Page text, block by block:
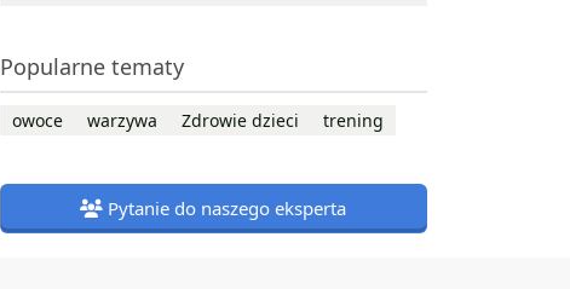
Popularne tematy
owoce warzywa Zdrowie dzieci trening
Pytanie do naszego eksperta